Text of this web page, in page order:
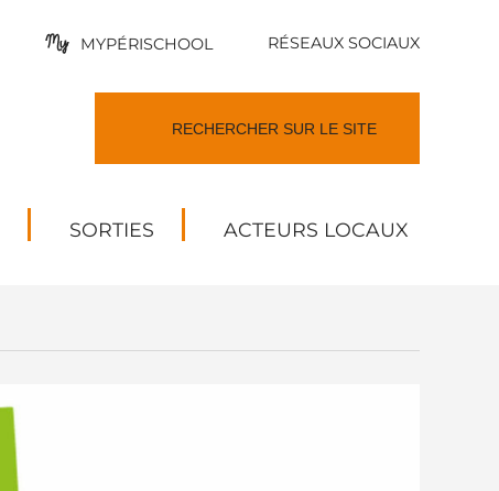
MYPÉRISCHOOL RÉSEAUX SOCIAUX
SORTIES ACTEURS LOCAUX